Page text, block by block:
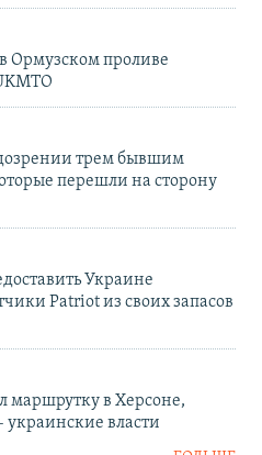
Ормузском проливе
трем бывшим
перешли на сторону
Украине
Patriot из своих запасов
маршрутку в Херсоне,
украинские власти